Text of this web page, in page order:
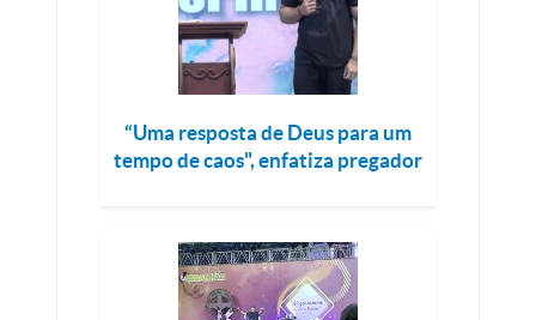
“Uma resposta de Deus para um
tempo de caos", enfatiza pregador